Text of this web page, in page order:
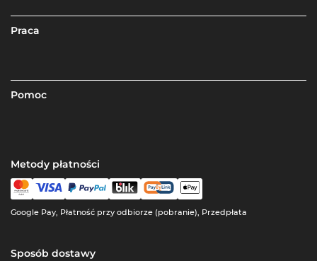
Praca
Pomoc
Metody płatności
Google Pay, Płatność przy odbiorze (pobranie), Przedpłata
Sposób dostawy